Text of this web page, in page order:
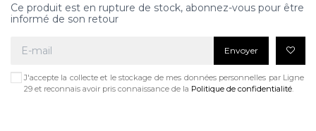
Ce produit est en rupture de stock, abonnez-vous pour être
informé de son retour
Envoyer
J'accepte la collecte et le stockage de mes données personnelles par Ligne
29 et reconnais avoir pris connaissance de la Politique de confidentialité.